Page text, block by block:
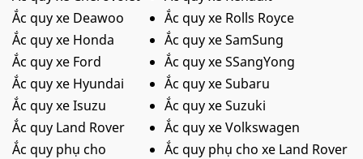
Ắc quy xe Deawoo
Ắc quy xe Honda
Ắc quy xe Ford
Ắc quy xe Hyundai
Ắc quy xe Isuzu
Ắc quy Land Rover
Ắc quy phụ cho
Ắc quy xe Rolls Royce
Ắc quy xe SamSung
Ắc quy xe SSangYong
Ắc quy xe Subaru
Ắc quy xe Suzuki
Ắc quy xe Volkswagen
Ắc quy phụ cho xe Land Rover